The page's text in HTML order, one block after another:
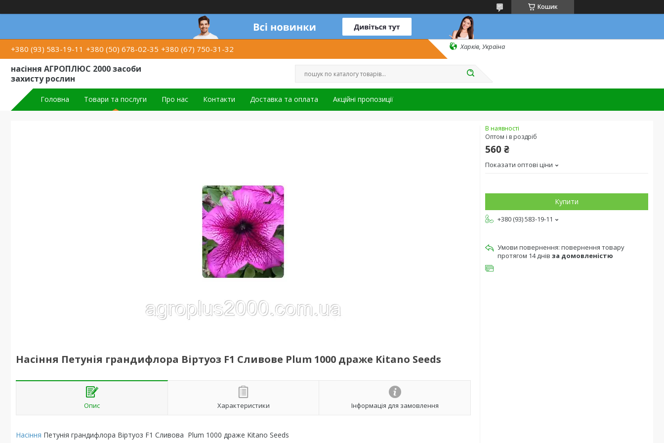
Кошик
+380 (93) 583-19-11 +380 (50) 678-02-35 +380 (67) 750-31-32 Харків, Україна
насіння АГРОПЛЮС 2000 засоби
захисту рослин
Головна Товари та послуги Про нас Контакти Доставка та оплата Акційні пропозиції
Насіння Петунія грандифлора Віртуоз F1 Сливове Plum 1000 драже Kitano Seeds
Опис Характеристики Інформація для замовлення
Насіння Петунія грандифлора Віртуоз F1 Сливова Plum 1000 драже Kitano Seeds
В наявності
Оптом і в роздріб
560 ₴
Показати оптові ціни
Купити
+380 (93) 583-19-11
повернення товару
протягом 14 днів за домовленістю